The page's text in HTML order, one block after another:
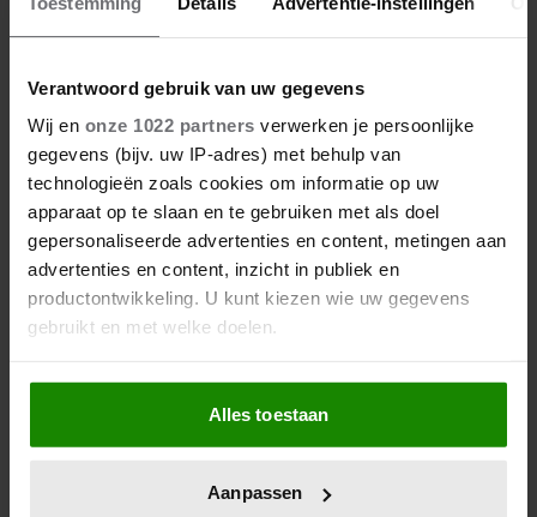
Verantwoord gebruik van uw gegevens
Wij en onze 1022 partners verwerken je persoonlijke
gegevens (bijv. uw IP-adres) met behulp van
technologieën zoals cookies om informatie op uw
apparaat op te slaan en te gebruiken met als doel
gepersonaliseerde advertenties en content, metingen aan
advertenties en content, inzicht in publiek en
productontwikkeling. U kunt kiezen wie uw gegevens
gebruikt en met welke doelen.
Als u het toestaat, willen we ook graag:
Informatie verzamelen over uw geografische
locatie, die tot een paar meter nauwkeurig kan zijn
scannen op specifieke eigenschappen (fingerprinting)
Alles toestaan
Aanpassen
DUBBELE ELIMINATIE IN WIE IS DE MOL?: